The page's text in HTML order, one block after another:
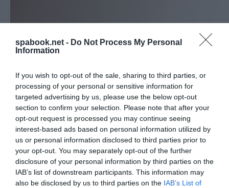
spabook.net - Do Not Process My Personal
Information
If you wish to opt-out of the sale, sharing to third parties, or
processing of your personal or sensitive information for
targeted advertising by us, please use the below opt-out
section to confirm your selection. Please note that after your
opt-out request is processed you may continue seeing
interest-based ads based on personal information utilized by
us or personal information disclosed to third parties prior to
your opt-out. You may separately opt-out of the further
disclosure of your personal information by third parties on the
IAB’s list of downstream participants. This information may
also be disclosed by us to third parties on the IAB’s List of
„Nagy örömmel vezetjük be az Airbus Airspace kabinját,
amely új mércét állít fel a Wizz Air utasélményében. Ez a
legmodernebb funkciókkal és a jobb hozzáférhetőséggel